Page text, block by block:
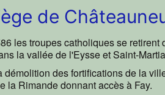
de
les troupes catholiques se
la vallée de l'Eysse et Saint-
démolition des fortifications de la
la Rimande donnant accès à Fay.